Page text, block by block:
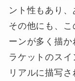
ント性もあり、
その他にも、
ーンが多く描
ラケットのス
リアルに描写